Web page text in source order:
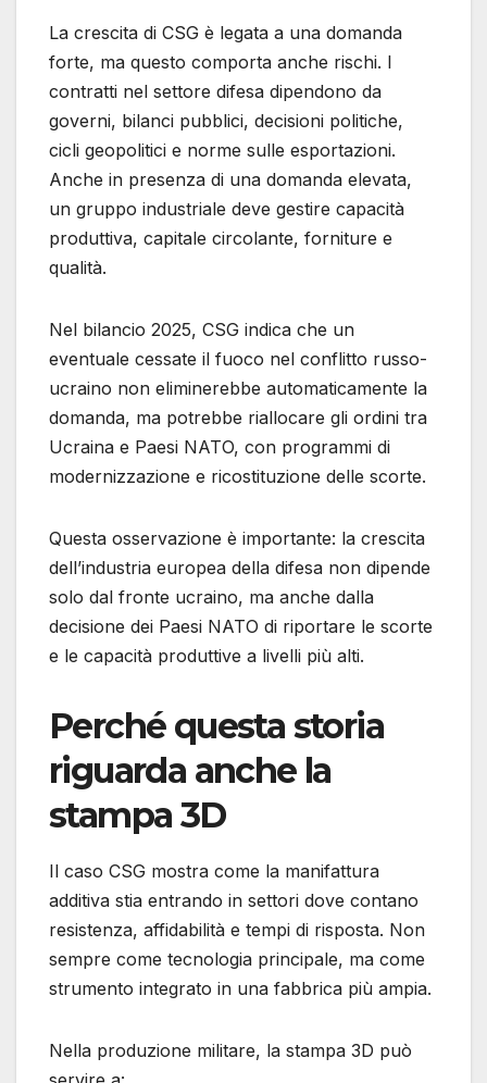
La crescita di CSG è legata a una domanda
forte, ma questo comporta anche rischi. I
contratti nel settore difesa dipendono da
governi, bilanci pubblici, decisioni politiche,
cicli geopolitici e norme sulle esportazioni.
Anche in presenza di una domanda elevata,
un gruppo industriale deve gestire capacità
produttiva, capitale circolante, forniture e
qualità.
Nel bilancio 2025, CSG indica che un
eventuale cessate il fuoco nel conflitto russo-
ucraino non eliminerebbe automaticamente la
domanda, ma potrebbe riallocare gli ordini tra
Ucraina e Paesi NATO, con programmi di
modernizzazione e ricostituzione delle scorte.
Questa osservazione è importante: la crescita
dell’industria europea della difesa non dipende
solo dal fronte ucraino, ma anche dalla
decisione dei Paesi NATO di riportare le scorte
e le capacità produttive a livelli più alti.
Perché questa storia
riguarda anche la
stampa 3D
Il caso CSG mostra come la manifattura
additiva stia entrando in settori dove contano
resistenza, affidabilità e tempi di risposta. Non
sempre come tecnologia principale, ma come
strumento integrato in una fabbrica più ampia.
Nella produzione militare, la stampa 3D può